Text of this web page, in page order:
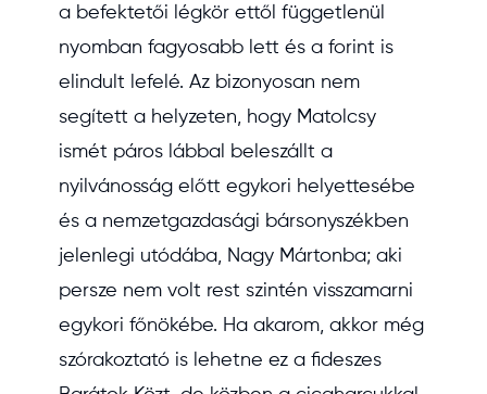
a befektetői légkör ettől függetlenül
nyomban fagyosabb lett és a forint is
elindult lefelé. Az bizonyosan nem
segített a helyzeten, hogy Matolcsy
ismét páros lábbal beleszállt a
nyilvánosság előtt egykori helyettesébe
és a nemzetgazdasági bársonyszékben
jelenlegi utódába, Nagy Mártonba; aki
persze nem volt rest szintén visszamarni
egykori főnökébe. Ha akarom, akkor még
szórakoztató is lehetne ez a fideszes